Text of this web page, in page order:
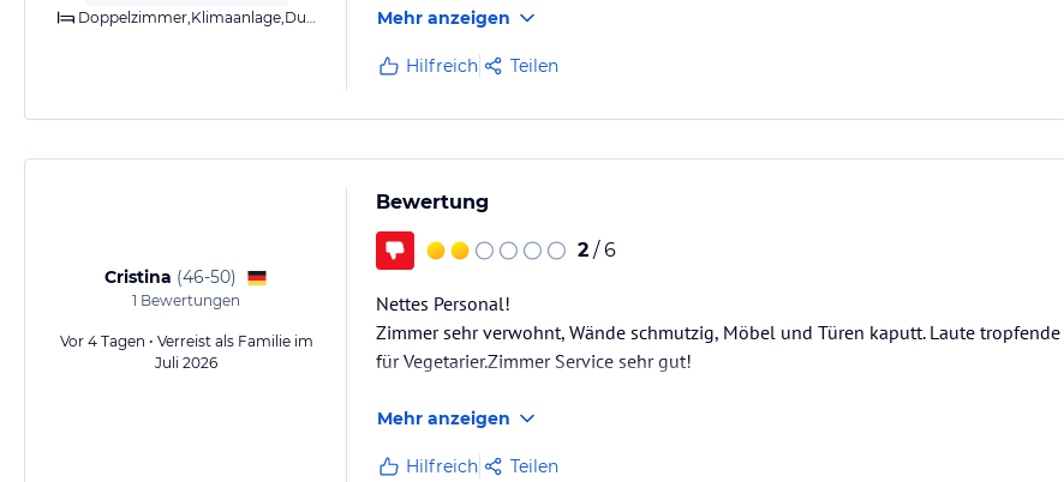
Doppelzimmer,Klimaanlage,Dusche
Mehr anzeigen
Hilfreich Teilen
Cristina (46-50)
1 Bewertungen
Vor 4 Tagen • Verreist als Familie im
Juli 2026
Bewertung
2 / 6
Nettes Personal!
Zimmer sehr verwohnt, Wände schmutzig, Möbel und Türen kaputt. Laute
für Vegetarier.Zimmer Service sehr gut!
Mehr anzeigen
Hilfreich Teilen